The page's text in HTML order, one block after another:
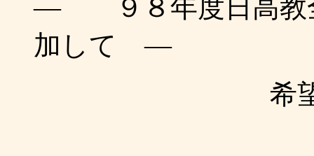
― ９８年度日高教全
加して ―
希